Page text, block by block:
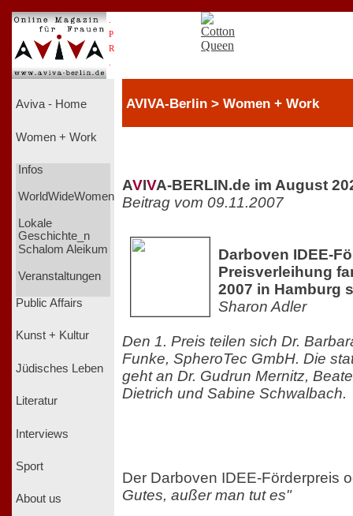
P
R
Aviva - Home
Women + Work
Infos
WorldWideWomen
Lokale
Geschichte_n
Schalom Aleikum
Veranstaltungen
Public Affairs
Kunst + Kultur
Jüdisches Leben
Literatur
Interviews
Sport
About us
AVIVA-Berlin > Women + Work
AVIVA-BERLIN.de im August
Beitrag vom 09.11.2007
Darboven IDEE-
Preisverleihung
2007 in Hamburg
Sharon Adler
Den 1. Preis teilen sich Dr.
Funke, SpheroTec GmbH. Die
geht an Dr. Gudrun Mernitz,
Dietrich und Sabine Schwalbach.
Der Darboven IDEE-Förderpreis
Gutes, außer man tut es"